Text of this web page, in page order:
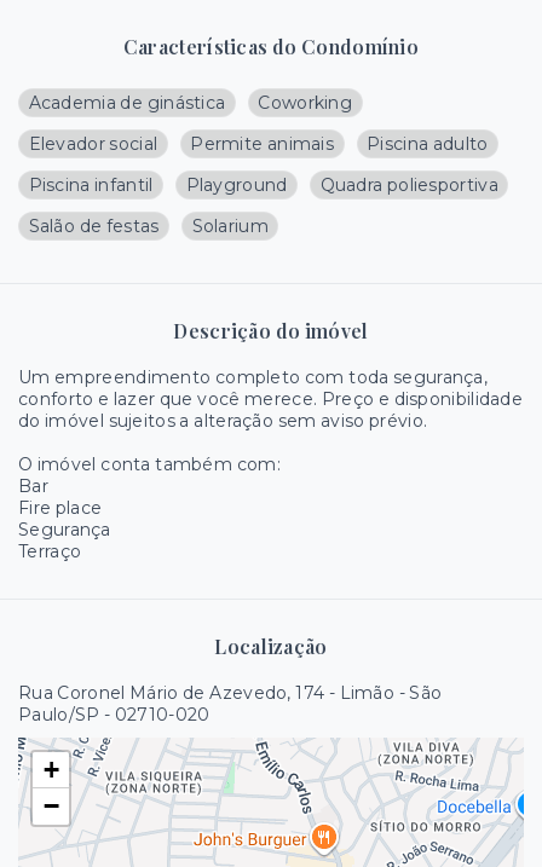
Características do Condomínio
Academia de ginástica
Coworking
Elevador social
Permite animais
Piscina adulto
Piscina infantil
Playground
Quadra poliesportiva
Salão de festas
Solarium
Descrição do imóvel
Um empreendimento completo com toda segurança,
conforto e lazer que você merece. Preço e disponibilidade
do imóvel sujeitos a alteração sem aviso prévio.
O imóvel conta também com:
Bar
Fire place
Segurança
Terraço
Localização
Rua Coronel Mário de Azevedo, 174 - Limão - São
Paulo/SP - 02710-020
+
−